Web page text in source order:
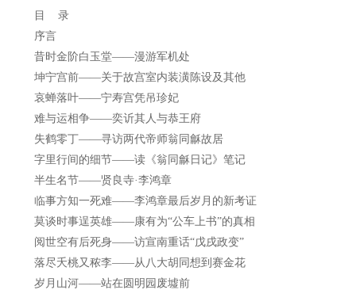
目 录
序言
昔时金阶白玉堂——漫游军机处
坤宁宫前——关于故宫室内装潢陈设及其他
哀蝉落叶——宁寿宫凭吊珍妃
难与运相争——奕䜣其人与恭王府
失鹤零丁——寻访两代帝师翁同龢故居
字里行间的细节——读《翁同龢日记》笔记
半生名节——贤良寺·李鸿章
临事方知一死难——李鸿章最后岁月的新考证
莫谈时事逞英雄——康有为“公车上书”的真相
阅世空有后死身——访宣南重话“戊戌政变”
落尽夭桃又秾李——从八大胡同想到赛金花
岁月山河——站在圆明园废墟前